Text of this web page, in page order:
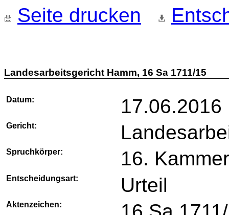
Seite drucken
Landesarbeitsgericht Hamm, 16 Sa 1711/15
Datum: 17.06.2016
Gericht:
Spruchkörper: 16.
Entscheidungsart: Urteil
Aktenzeichen: